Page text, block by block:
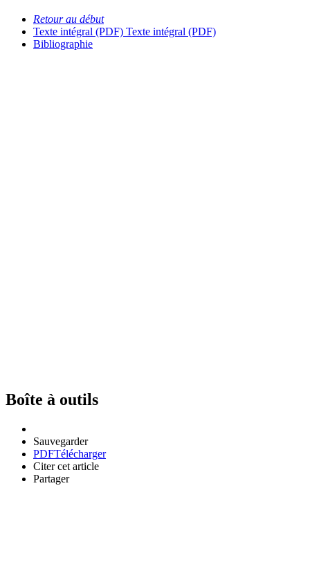
Retour au début
Texte intégral (PDF) Texte intégral (PDF)
Bibliographie
Boîte à outils
Sauvegarder
PDFTélécharger
Citer cet article
Partager